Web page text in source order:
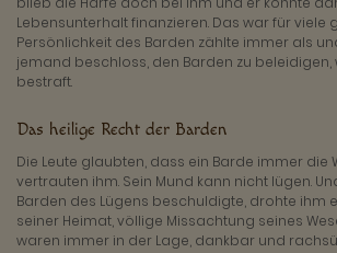
Lebensunterhalt finanzieren. Das war für viele
Persönlichkeit des Barden zählte immer als
jemand beschloss, den Barden zu beleidigen,
bestraft.
Das heilige Recht der Barden
Die Leute glaubten, dass ein Barde immer die
vertrauten ihm. Sein Mund kann nicht lügen.
Barden des Lügens beschuldigte, drohte ihm
seiner Heimat, völlige Missachtung seines
waren immer in der Lage, dankbar und